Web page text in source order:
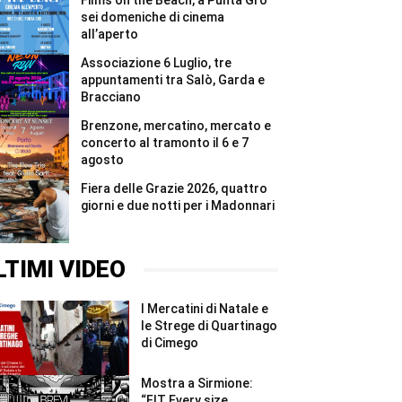
#Shorts
6
e
7
agosto
#Shorts
sei domeniche di cinema
all’aperto
Associazione 6 Luglio, tre
appuntamenti tra Salò, Garda e
Bracciano
Brenzone, mercatino, mercato e
concerto al tramonto il 6 e 7
agosto
Fiera delle Grazie 2026, quattro
giorni e due notti per i Madonnari
VIDEO
I Mercatini di Natale e
le Strege di Quartinago
di Cimego
Mostra a Sirmione: